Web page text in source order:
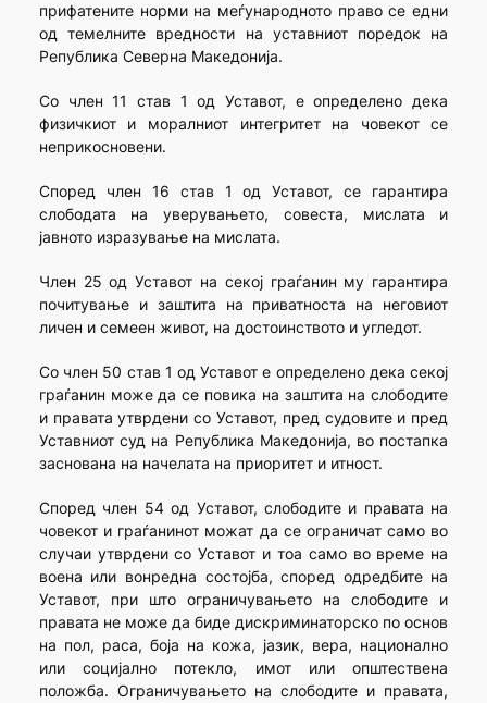
прифатените норми на меѓународното право се едни
од темелните вредности на уставниот поредок на
Република Северна Македонија.
Со член 11 став 1 од Уставот, е определено дека
физичкиот и моралниот интегритет на човекот се
неприкосновени.
Според член 16 став 1 од Уставот, се гарантира
слободата на уверувањето, совеста, мислата и
јавното изразување на мислата.
Член 25 од Уставот на секој граѓанин му гарантира
почитување и заштита на приватноста на неговиот
личен и семеен живот, на достоинството и угледот.
Со член 50 став 1 од Уставот е определено дека секој
граѓанин може да се повика на заштита на слободите
и правата утврдени со Уставот, пред судовите и пред
Уставниот суд на Република Македонија, во постапка
заснована на начелата на приоритет и итност.
Според член 54 од Уставот, слободите и правата на
човекот и граѓанинот можат да се ограничат само во
случаи утврдени со Уставот и тоа само во време на
воена или вонредна состојба, според одредбите на
Уставот, при што ограничувањето на слободите и
правата не може да биде дискриминаторско по основ
на пол, раса, боја на кожа, јазик, вера, национално
или социјално потекло, имот или општествена
положба. Ограничувањето на слободите и правата,